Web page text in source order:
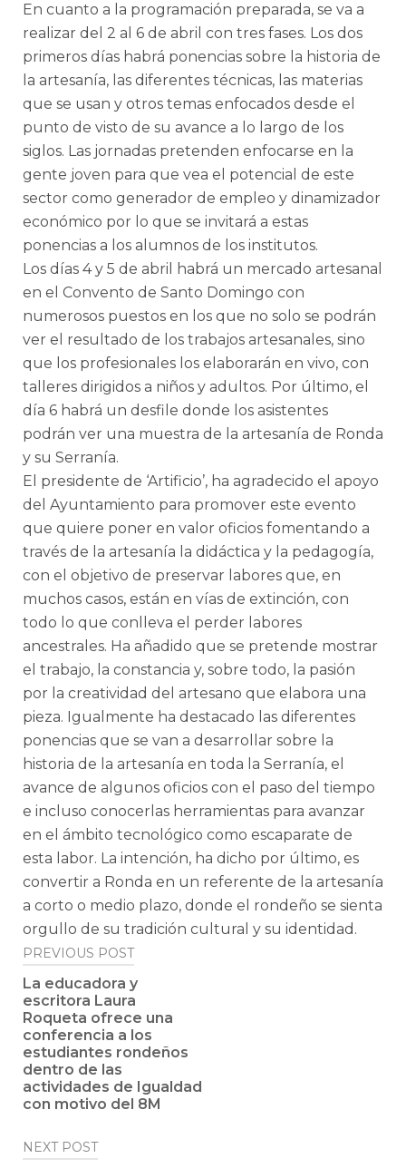
En cuanto a la programación preparada, se va a
realizar del 2 al 6 de abril con tres fases. Los dos
primeros días habrá ponencias sobre la historia de
la artesanía, las diferentes técnicas, las materias
que se usan y otros temas enfocados desde el
punto de visto de su avance a lo largo de los
siglos. Las jornadas pretenden enfocarse en la
gente joven para que vea el potencial de este
sector como generador de empleo y dinamizador
económico por lo que se invitará a estas
ponencias a los alumnos de los institutos.
Los días 4 y 5 de abril habrá un mercado artesanal
en el Convento de Santo Domingo con
numerosos puestos en los que no solo se podrán
ver el resultado de los trabajos artesanales, sino
que los profesionales los elaborarán en vivo, con
talleres dirigidos a niños y adultos. Por último, el
día 6 habrá un desfile donde los asistentes
podrán ver una muestra de la artesanía de Ronda
y su Serranía.
El presidente de ‘Artificio’, ha agradecido el apoyo
del Ayuntamiento para promover este evento
que quiere poner en valor oficios fomentando a
través de la artesanía la didáctica y la pedagogía,
con el objetivo de preservar labores que, en
muchos casos, están en vías de extinción, con
todo lo que conlleva el perder labores
ancestrales. Ha añadido que se pretende mostrar
el trabajo, la constancia y, sobre todo, la pasión
por la creatividad del artesano que elabora una
pieza. Igualmente ha destacado las diferentes
ponencias que se van a desarrollar sobre la
historia de la artesanía en toda la Serranía, el
avance de algunos oficios con el paso del tiempo
e incluso conocerlas herramientas para avanzar
en el ámbito tecnológico como escaparate de
esta labor. La intención, ha dicho por último, es
convertir a Ronda en un referente de la artesanía
a corto o medio plazo, donde el rondeño se sienta
orgullo de su tradición cultural y su identidad.
Post
navigation
PREVIOUS POST
La educadora y
escritora Laura
Roqueta ofrece una
conferencia a los
estudiantes rondeños
dentro de las
actividades de Igualdad
con motivo del 8M
NEXT POST